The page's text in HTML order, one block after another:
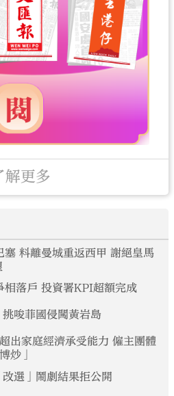
解更多
離曼城重返西甲 謝絕皇馬
落戶 投資署KPI超額完成
唆菲國侵闖黃岩島
出家庭經濟承受能力 僱主團體
炒」
改選」鬧劇結果拒公開